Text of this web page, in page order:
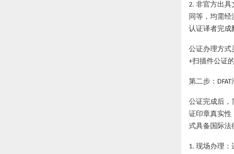
2. 非官方出具
同等，均需
认证译者完成
公证办理方式
+扫描件公证
第二步： DFAT
公证完成后，
证印章真实性
式具备国际法
1. 现场办理：